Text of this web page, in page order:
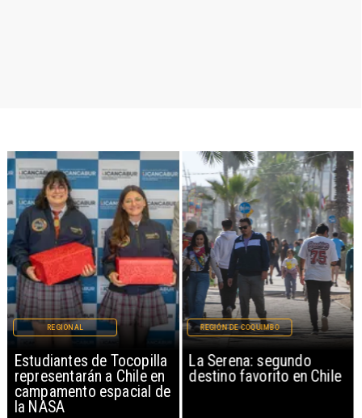
Estudiantes de Tocopilla
representarán a Chile en
campamento espacial de
la NASA
REGIONAL
La Serena: segundo
destino favorito en Chile
REGIÓN DE COQUIMBO